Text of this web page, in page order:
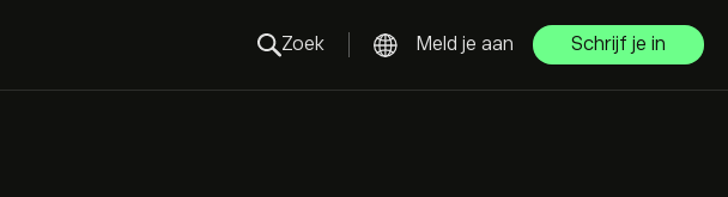
Zoek Meld je aan Schrijf je in